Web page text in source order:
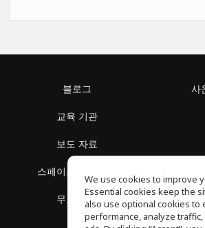
블로그
교육 기관
보도 자료
스페이스 둘러보기
무료 학습
사
개
We use cookies to improve
Essential cookies keep the
also use optional cookies to
performance, analyze